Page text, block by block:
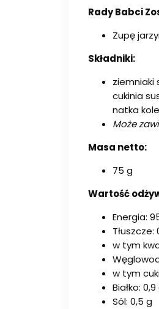
Rady Babci
Zupę
Składniki:
ziemniaki
cukinia
natka
Może
Masa netto:
75 g
Wartość
Energia:
Tłuszcze:
w tym
w tym
Białko: 0,9
Sól: 0,5 g